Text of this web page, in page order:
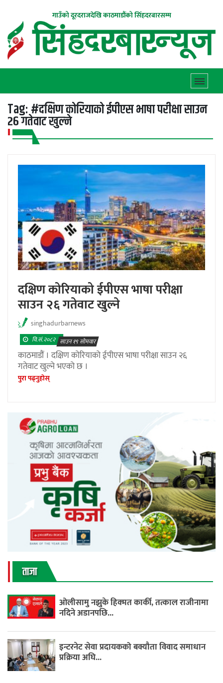
गाउँको दूरदराजदेखि काठमाडौंको सिंहदरबारसम्म
Tag:#दक्षिण कोरियाको ईपीएस भाषा परीक्षा साउन
२६ गतेवाट खुल्ने
दक्षिण कोरियाको ईपीएस भाषा परीक्षा
साउन २६ गतेवाट खुल्ने
singhadurbarnews
वि.सं.२०८२ साउन १९ सोमवार
काठमाडौं । दक्षिण कोरियाको ईपीएस भाषा परीक्षा साउन २६
गतेवाट खुल्ने भएको छ ।
पुरा पढ्नुहाेस्
ताजा
ओलीसामु नझुके हिक्मत कार्की, तत्काल राजीनामा
नदिने अडानपछि...
इन्टरनेट सेवा प्रदायकको बक्यौता विवाद समाधान
प्रक्रिया अघि...